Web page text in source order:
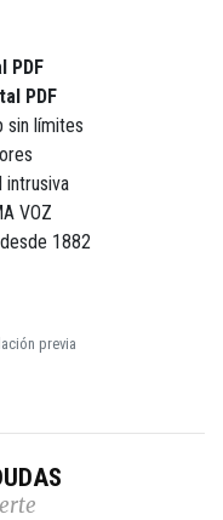
PDF
PDF
sin límites
intrusiva
VOZ
1882
previa